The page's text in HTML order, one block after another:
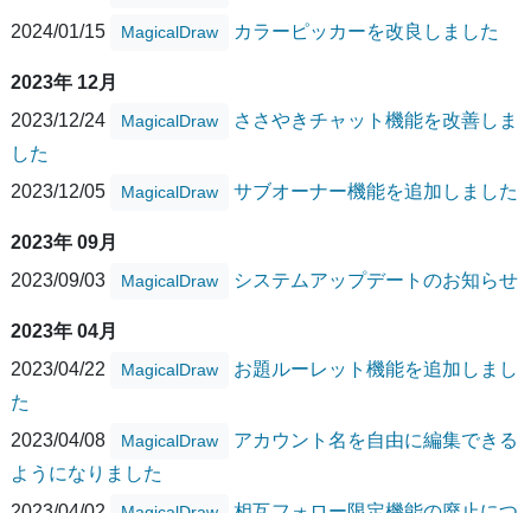
2024/01/15 MagicalDraw カラーピッカーを改良しました
2023年 12月
2023/12/24
MagicalDraw
ささやきチャット機能を改善しま
した
2023/12/05
MagicalDraw サブオーナー機能を追加しました
2023年 09月
2023/09/03
MagicalDraw システムアップデートのお知らせ
2023年 04月
2023/04/22
MagicalDraw
お題ルーレット機能を追加しまし
た
2023/04/08
MagicalDraw
アカウント名を自由に編集できる
ようになりました